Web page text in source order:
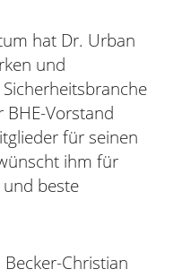
hat Dr. Urban
und
Vorstand
für seinen
ihm für
beste
Christian